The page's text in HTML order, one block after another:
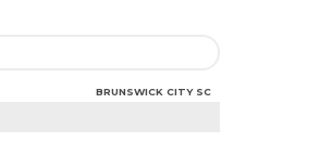
BRUNSWICK CITY SC